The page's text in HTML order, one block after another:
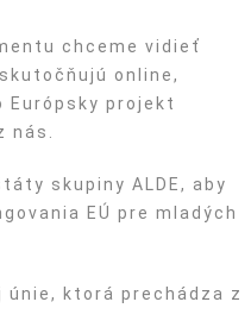
chceme vidieť
online,
Európsky projekt
nás.
skupiny ALDE, aby
EÚ pre mladých
únie, ktorá prechádza z